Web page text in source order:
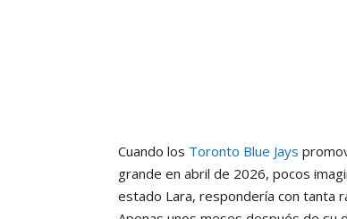
Cuando los Toronto Blue Jays
grande en abril de 2026, pocos
estado Lara, respondería con tanta